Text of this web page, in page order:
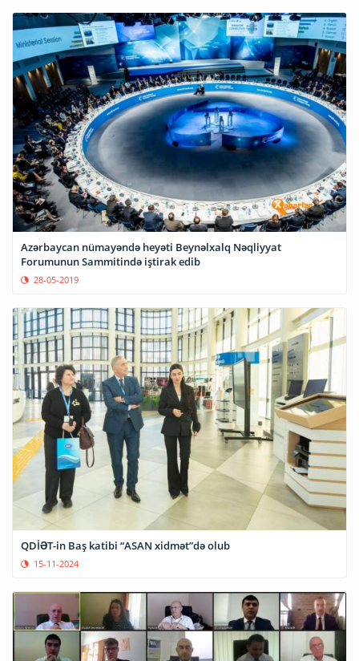
Azərbaycan nümayəndə heyəti Beynəlxalq Nəqliyyat
Forumunun Sammitində iştirak edib
28-05-2019
QDİƏT-in Baş katibi “ASAN xidmət”də olub
15-11-2024